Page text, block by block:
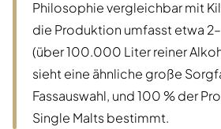
Philosophie vergleichbar mit
die Produktion umfasst etwa
(über 100.000 Liter reiner
sieht eine ähnliche große
Fassauswahl, und 100 % der
Single Malts bestimmt.